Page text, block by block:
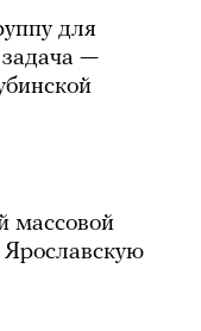
для
—
массовой
Ярославскую